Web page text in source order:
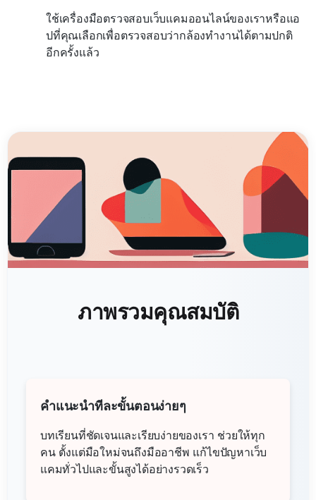
ใช้เครื่องมือตรวจสอบเว็บแคมออนไลน์ของเราหรือแอ
ปที่คุณเลือกเพื่อตรวจสอบว่ากล้องทำงานได้ตามปกติ
อีกครั้งแล้ว
ภาพรวมคุณสมบัติ
คำแนะนำทีละขั้นตอนง่ายๆ
บทเรียนที่ชัดเจนและเรียบง่ายของเรา ช่วยให้ทุก
คน ตั้งแต่มือใหม่จนถึงมืออาชีพ แก้ไขปัญหาเว็บ
แคมทั่วไปและขั้นสูงได้อย่างรวดเร็ว